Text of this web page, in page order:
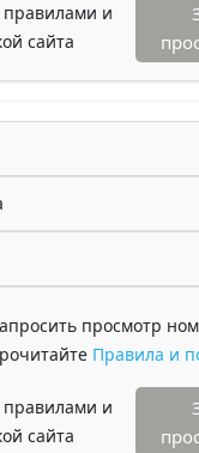
правилами и
сайта
просмотр
Правила и
правилами и
сайта